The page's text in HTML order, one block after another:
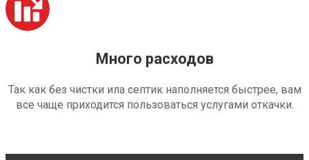
Много расходов
Так как без чистки ила септик наполняется быстрее, вам
все чаще приходится пользоваться услугами откачки.